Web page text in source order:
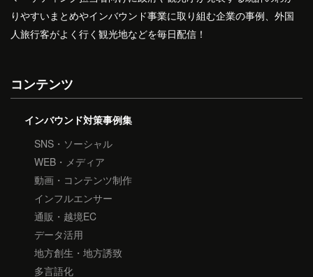
りやすいまとめやインバウンド事業に取り組む企業の事例、外国
人旅行客がよく行く観光地などを毎日配信！
コンテンツ
インバウンド対策事例集
SNS・ソーシャル
WEB・メディア
動画・コンテンツ制作
インフルエンサー
通販・越境EC
データ活用
地方創生・地方誘致
多言語化